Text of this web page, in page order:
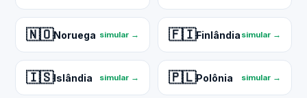
🇳🇴Noruega simular → 🇫🇮Finlândia simular →
🇮🇸Islândia simular → 🇵🇱Polônia simular →